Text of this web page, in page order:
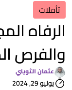
تأملات
الرفاه
والفرص
عثمان الثويني
يوليو 29, 2024